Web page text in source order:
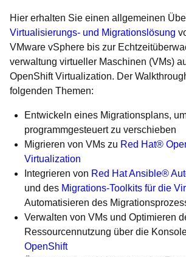
Hier erhalten Sie einen allgemeinen
Virtualisierungs- und Migrationslösung
VMware vSphere bis zur
verwaltung virtueller Maschinen (VMs)
OpenShift Virtualization. Der
folgenden Themen:
Entwickeln eines Migrationsplans,
programmgesteuert zu verschieben
Migrieren von VMs zu Red Hat®
Virtualization
Integrieren von Red Hat Ansible®
und des Migrations-Toolkits für die
Automatisieren des
Verwalten von VMs und Optimieren
Ressourcennutzung über die
OpenShift